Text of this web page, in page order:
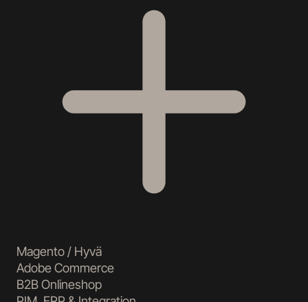
Magento / Hyvä
Adobe Commerce
B2B Onlineshop